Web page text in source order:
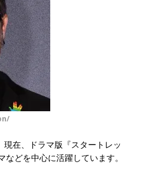
在、ドラマ版『スタートレッ
どを中心に活躍しています。